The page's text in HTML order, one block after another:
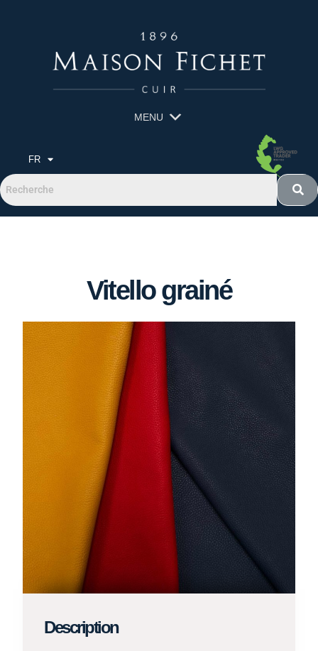
MENU
FR
Vitello grainé
Description